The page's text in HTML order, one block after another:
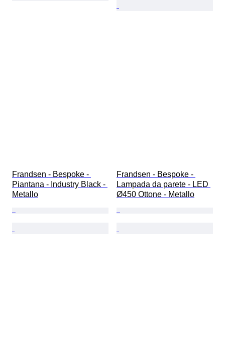
Frandsen - Bespoke -
Piantana - Industry Black -
Metallo
Frandsen - Bespoke -
Lampada da parete - LED
Ø450 Ottone - Metallo